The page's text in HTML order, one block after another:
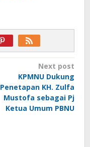
Next post
KPMNU Dukung
Penetapan KH. Zulfa
Mustofa sebagai Pj
Ketua Umum PBNU